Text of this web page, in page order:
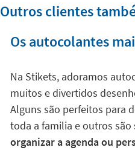
Outros clientes
Os autocolantes
Na Stikets, adoramos
muitos e divertidos
Alguns são perfeitos para
toda a familia e outros são
organizar a agenda ou